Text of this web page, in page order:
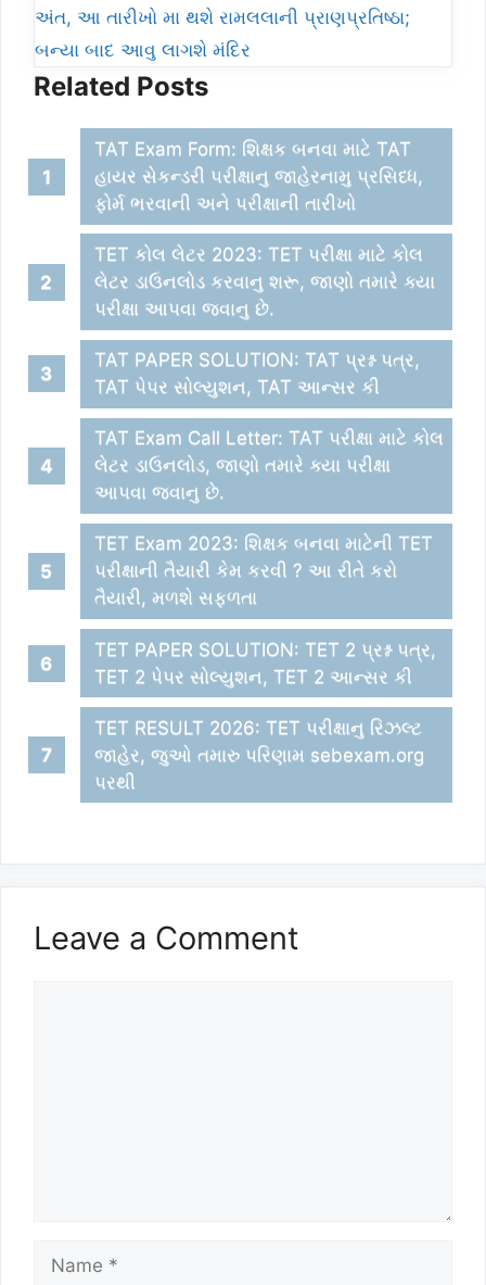
અંત, આ તારીખો મા થશે રામલલાની પ્રાણપ્રતિષ્ઠા;
બન્યા બાદ આવુ લાગશે મંદિર
Related Posts
TAT Exam Form: શિક્ષક બનવા માટે TAT
હાયર સેકન્ડરી પરીક્ષાનુ જાહેરનામુ પ્રસિધ્ધ,
ફોર્મ ભરવાની અને પરીક્ષાની તારીખો
TET કોલ લેટર 2023: TET પરીક્ષા માટે કોલ
લેટર ડાઉનલોડ કરવાનુ શરૂ, જાણો તમારે ક્યા
પરીક્ષા આપવા જવાનુ છે.
TAT PAPER SOLUTION: TAT પ્રશ્ન પત્ર,
TAT પેપર સોલ્યુશન, TAT આન્સર કી
TAT Exam Call Letter: TAT પરીક્ષા માટે કોલ
લેટર ડાઉનલોડ, જાણો તમારે ક્યા પરીક્ષા
આપવા જવાનુ છે.
TET Exam 2023: શિક્ષક બનવા માટેની TET
પરીક્ષાની તૈયારી કેમ કરવી ? આ રીતે કરો
તૈયારી, મળશે સફળતા
TET PAPER SOLUTION: TET 2 પ્રશ્ન પત્ર,
TET 2 પેપર સોલ્યુશન, TET 2 આન્સર કી
TET RESULT 2026: TET પરીક્ષાનુ રિઝલ્ટ
જાહેર, જુઓ તમારુ પરિણામ sebexam.org
પરથી
Leave a Comment